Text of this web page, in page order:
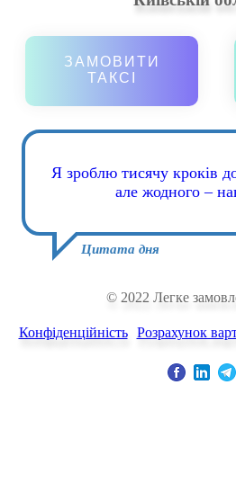
ЗАМОВИТИ
ТАКСІ
Я зроблю тисячу кроків
але жодного –
Цитата дня
© 2022 Легке
Конфіденційність Розрахунок